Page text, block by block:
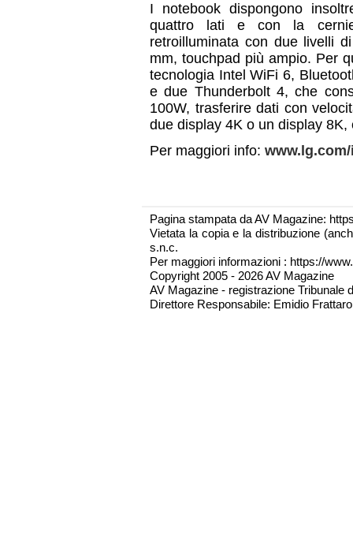
I notebook dispongono
quattro lati e con la
retroilluminata con due livelli
mm, touchpad più ampio. Per
tecnologia Intel WiFi 6,
e due Thunderbolt 4, che
100W, trasferire dati con
due display 4K o un display
Per maggiori info:
Pagina stampata da AV Magazine:
Vietata la copia e la distribuzione
s.n.c.
Per maggiori informazioni : https://
Copyright 2005 - 2026 AV Magazine
AV Magazine - registrazione Tribunale
Direttore Responsabile: Emidio